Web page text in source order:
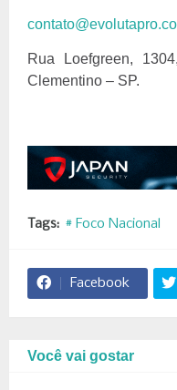
Rua Loefgreen,
Clementino – SP.
Tags: # Foco Nacional
Facebook
Você vai gostar